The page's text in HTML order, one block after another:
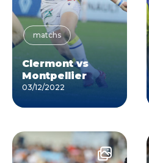
matchs
Clermont vs
Montpellier
03/12/2022